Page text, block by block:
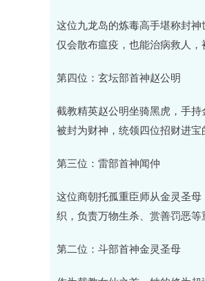
这位九龙岛的炼毒高手堪称封
仅会散布瘟疫，也能治病救人，
第四位：玄坛部首神赵公明
截教精英赵公明坐骑黑虎，手
被封为财神，统领四位招财进宝
第三位：雷部首神闻仲
这位商朝托孤重臣师从金灵圣
织，负责万物生杀、赏善罚恶等
第二位：斗部首神金灵圣母